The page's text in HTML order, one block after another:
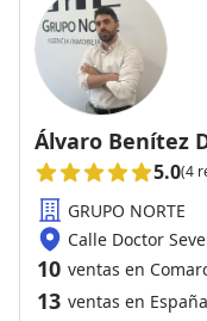
Álvaro Benítez
5.0(4
GRUPO NORTE
Calle Doctor
10 ventas en
13 ventas en España